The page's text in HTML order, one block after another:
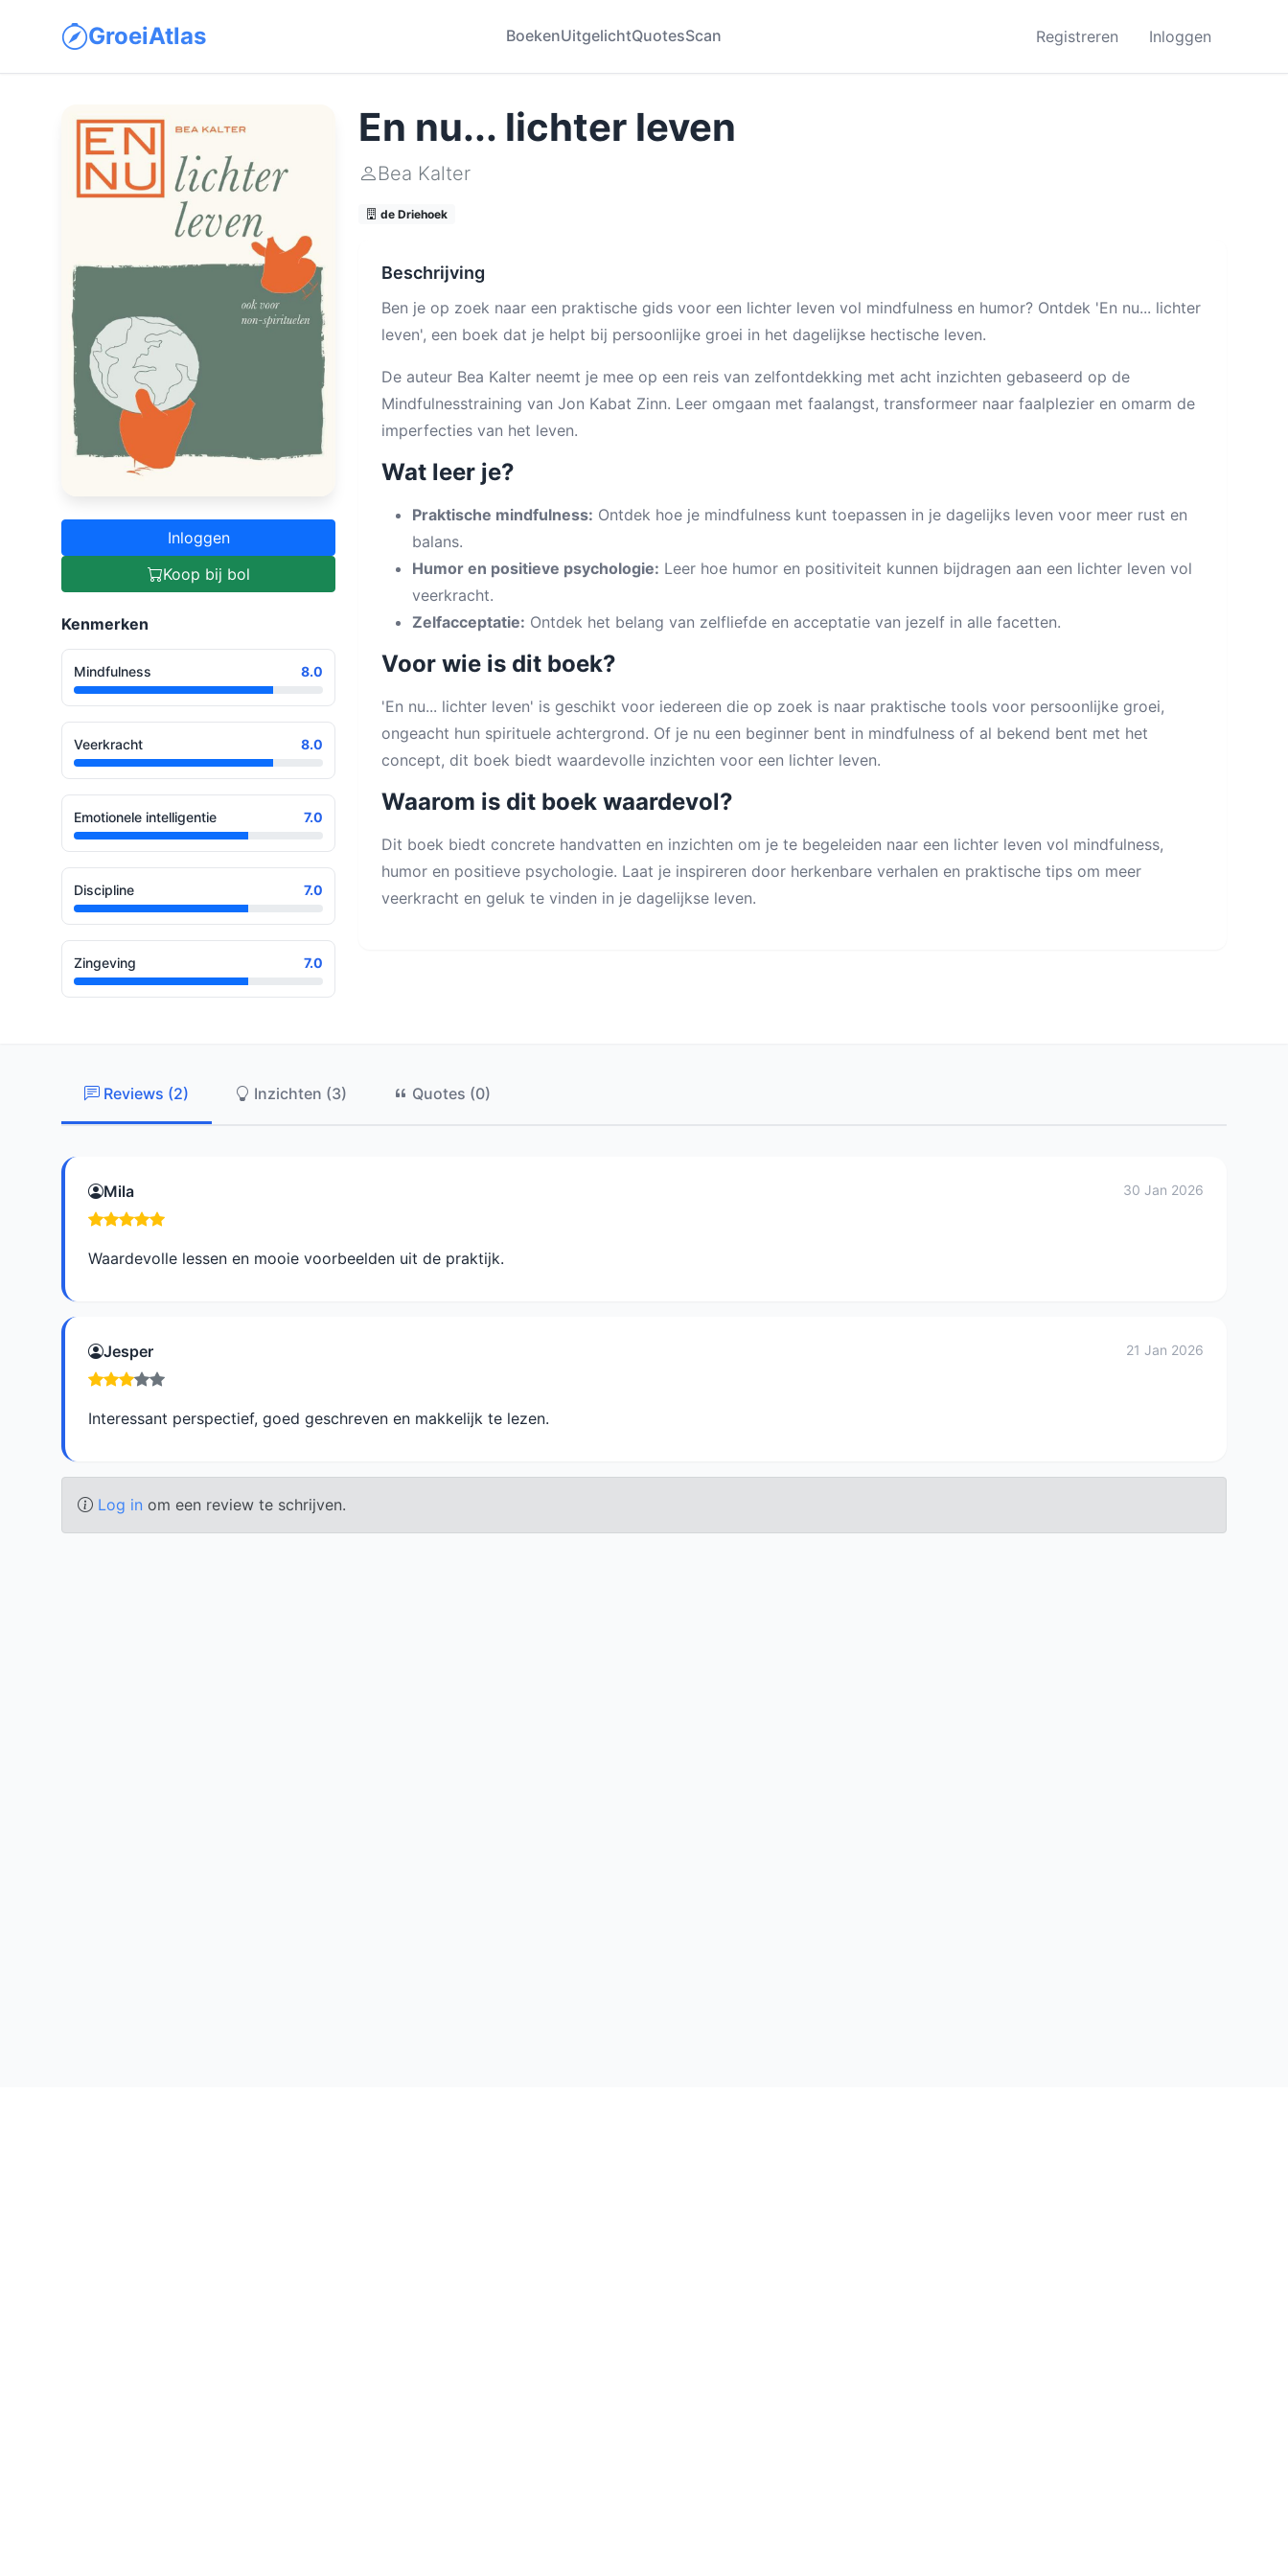
GroeiAtlas BoekenUitgelichtQuotesScan Registreren Inloggen
Inloggen
Koop bij bol
Kenmerken
Mindfulness 8.0
Veerkracht 8.0
Emotionele intelligentie 7.0
Discipline 7.0
Zingeving 7.0
En nu... lichter leven
Bea Kalter
de Driehoek
Beschrijving
Ben je op zoek naar een praktische gids voor een lichter leven vol mindfulness en humor? Ontdek 'En nu... lichter
leven', een boek dat je helpt bij persoonlijke groei in het dagelijkse hectische leven.
De auteur Bea Kalter neemt je mee op een reis van zelfontdekking met acht inzichten gebaseerd op de
Mindfulnesstraining van Jon Kabat Zinn. Leer omgaan met faalangst, transformeer naar faalplezier en omarm de
imperfecties van het leven.
Wat leer je?
Praktische mindfulness: Ontdek hoe je mindfulness kunt toepassen in je dagelijks leven voor meer rust en
balans.
Humor en positieve psychologie: Leer hoe humor en positiviteit kunnen bijdragen aan een lichter leven vol
veerkracht.
Zelfacceptatie: Ontdek het belang van zelfliefde en acceptatie van jezelf in alle facetten.
Voor wie is dit boek?
'En nu... lichter leven' is geschikt voor iedereen die op zoek is naar praktische tools voor persoonlijke groei,
ongeacht hun spirituele achtergrond. Of je nu een beginner bent in mindfulness of al bekend bent met het
concept, dit boek biedt waardevolle inzichten voor een lichter leven.
Waarom is dit boek waardevol?
Dit boek biedt concrete handvatten en inzichten om je te begeleiden naar een lichter leven vol mindfulness,
humor en positieve psychologie. Laat je inspireren door herkenbare verhalen en praktische tips om meer
veerkracht en geluk te vinden in je dagelijkse leven.
Reviews (2) Inzichten (3) Quotes (0)
Mila 30 Jan 2026
Waardevolle lessen en mooie voorbeelden uit de praktijk.
Jesper 21 Jan 2026
Interessant perspectief, goed geschreven en makkelijk te lezen.
Log in om een review te schrijven.